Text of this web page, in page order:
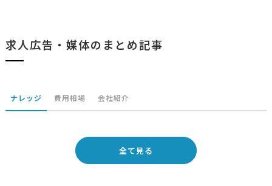
求人広告・媒体のまとめ記事
ナレッジ 費用相場 会社紹介
全て見る